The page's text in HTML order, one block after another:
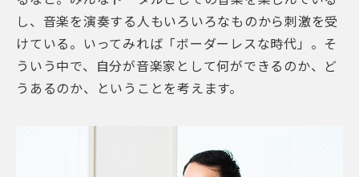
し、音楽を演奏する人もいろいろなものから刺激を受
けている。いってみれば「ボーダーレスな時代」。そ
ういう中で、自分が音楽家として何ができるのか、ど
うあるのか、ということを考えます。